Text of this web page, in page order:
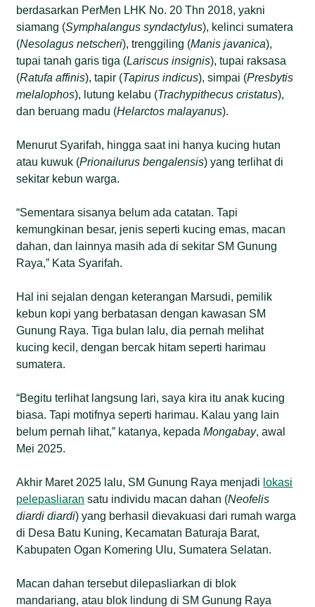
berdasarkan PerMen LHK No. 20 Thn 2018, yakni
siamang (Symphalangus syndactylus), kelinci sumatera
(Nesolagus netscheri), trenggiling (Manis javanica),
tupai tanah garis tiga (Lariscus insignis), tupai raksasa
(Ratufa affinis), tapir (Tapirus indicus), simpai (Presbytis
melalophos), lutung kelabu (Trachypithecus cristatus),
dan beruang madu (Helarctos malayanus).
Menurut Syarifah, hingga saat ini hanya kucing hutan
atau kuwuk (Prionailurus bengalensis) yang terlihat di
sekitar kebun warga.
“Sementara sisanya belum ada catatan. Tapi
kemungkinan besar, jenis seperti kucing emas, macan
dahan, dan lainnya masih ada di sekitar SM Gunung
Raya,” Kata Syarifah.
Hal ini sejalan dengan keterangan Marsudi, pemilik
kebun kopi yang berbatasan dengan kawasan SM
Gunung Raya. Tiga bulan lalu, dia pernah melihat
kucing kecil, dengan bercak hitam seperti harimau
sumatera.
“Begitu terlihat langsung lari, saya kira itu anak kucing
biasa. Tapi motifnya seperti harimau. Kalau yang lain
belum pernah lihat,” katanya, kepadaMongabay, awal
Mei 2025.
Akhir Maret 2025 lalu, SM Gunung Raya menjadi lokasi
pelepasliaran satu individu macan dahan (Neofelis
diardi diardi) yang berhasil dievakuasi dari rumah warga
di Desa Batu Kuning, Kecamatan Baturaja Barat,
Kabupaten Ogan Komering Ulu, Sumatera Selatan.
Macan dahan tersebut dilepasliarkan di blok
mandariang, atau blok lindung di SM Gunung Raya